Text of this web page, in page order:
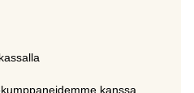
kanssa